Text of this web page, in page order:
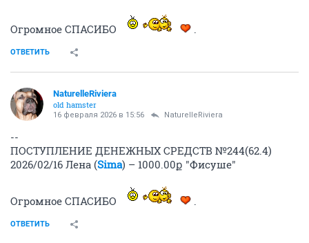
Огромное СПАСИБО .
ОТВЕТИТЬ
NaturelleRiviera
old hamster
16 февраля 2026 в 15:56 NaturelleRiviera
--
ПОСТУПЛЕНИЕ ДЕНЕЖНЫХ СРЕДСТВ №244(62.4)
2026/02/16 Лена (Sima) – 1000.00ք "Фисуше"
Огромное СПАСИБО .
ОТВЕТИТЬ